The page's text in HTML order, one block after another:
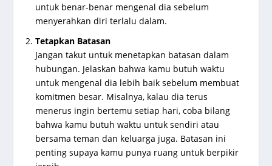
untuk benar-benar mengenal dia sebelum
menyerahkan diri terlalu dalam.
Tetapkan Batasan
Jangan takut untuk menetapkan batasan dalam
hubungan. Jelaskan bahwa kamu butuh waktu
untuk mengenal dia lebih baik sebelum membuat
komitmen besar. Misalnya, kalau dia terus
menerus ingin bertemu setiap hari, coba bilang
bahwa kamu butuh waktu untuk sendiri atau
bersama teman dan keluarga juga. Batasan ini
penting supaya kamu punya ruang untuk berpikir